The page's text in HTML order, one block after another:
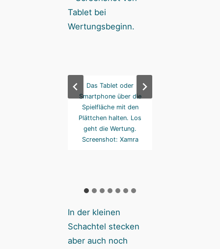
Das Tablet oder
Smartphone über die
Spielfläche mit den
Plättchen halten. Los
geht die Wertung.
Screenshot: Xamra
In der kleinen
Schachtel stecken
aber auch noch